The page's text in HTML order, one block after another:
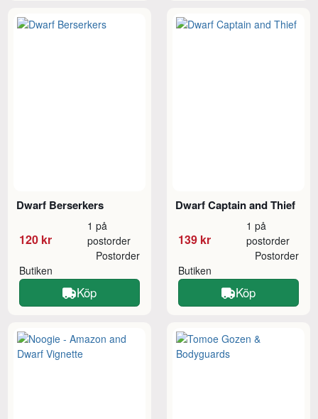
Dwarf Berserkers
120 kr
1 på
postorder
Butiken
Postorder
Köp
Dwarf Captain and Thief
139 kr
1 på
postorder
Butiken
Postorder
Köp